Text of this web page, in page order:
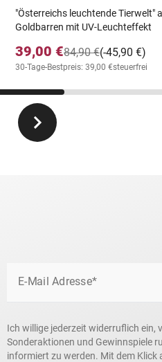
"Österreichs leuchtende Tierwelt"
Goldbarren mit UV-Leuchteffekt
39,00 € (-45,90 €)
84,90 €
30-Tage-Bestpreis: 39,00 €steuerfrei
E-Mail Adresse*
Ich willige jederzeit widerruflich
Sonderaktionen und Gewinnspiele
informiert zu werden. Mit dem Klick